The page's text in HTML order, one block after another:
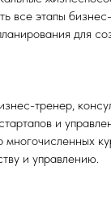
все этапы
для
тренер,
и
многочисленных
и управлению.